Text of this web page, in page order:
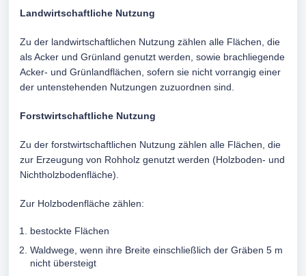
Landwirtschaftliche Nutzung
Zu der landwirtschaftlichen Nutzung zählen alle Flächen, die
als Acker und Grünland genutzt werden, sowie brachliegende
Acker- und Grünlandflächen, sofern sie nicht vorrangig einer
der untenstehenden Nutzungen zuzuordnen sind.
Forstwirtschaftliche Nutzung
Zu der forstwirtschaftlichen Nutzung zählen alle Flächen, die
zur Erzeugung von Rohholz genutzt werden (Holzboden- und
Nichtholzbodenfläche).
Zur Holzbodenfläche zählen:
bestockte Flächen
Waldwege, wenn ihre Breite einschließlich der Gräben 5 m
nicht übersteigt